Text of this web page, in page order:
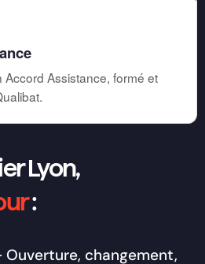
Assistance, formé et
Lyon,
:
Ouverture, changement,